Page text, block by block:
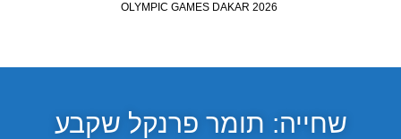
שחייה: תומר פרנקל שקבע